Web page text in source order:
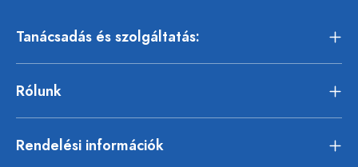
Tanácsadás és szolgáltatás:
Rólunk
Rendelési információk